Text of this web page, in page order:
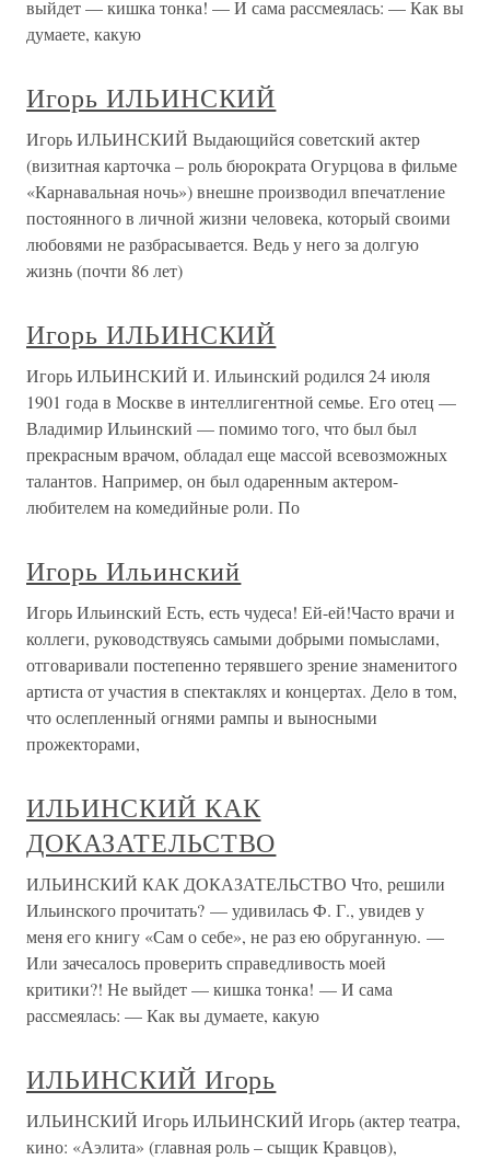
выйдет — кишка тонка! — И сама рассмеялась: — Как вы
думаете, какую
Игорь ИЛЬИНСКИЙ
Игорь ИЛЬИНСКИЙ Выдающийся советский актер
(визитная карточка – роль бюрократа Огурцова в фильме
«Карнавальная ночь») внешне производил впечатление
постоянного в личной жизни человека, который своими
любовями не разбрасывается. Ведь у него за долгую
жизнь (почти 86 лет)
Игорь ИЛЬИНСКИЙ
Игорь ИЛЬИНСКИЙ И. Ильинский родился 24 июля
1901 года в Москве в интеллигентной семье. Его отец —
Владимир Ильинский — помимо того, что был был
прекрасным врачом, обладал еще массой всевозможных
талантов. Например, он был одаренным актером-
любителем на комедийные роли. По
Игорь Ильинский
Игорь Ильинский Есть, есть чудеса! Ей-ей!Часто врачи и
коллеги, руководствуясь самыми добрыми помыслами,
отговаривали постепенно терявшего зрение знаменитого
артиста от участия в спектаклях и концертах. Дело в том,
что ослепленный огнями рампы и выносными
прожекторами,
ИЛЬИНСКИЙ КАК
ДОКАЗАТЕЛЬСТВО
ИЛЬИНСКИЙ КАК ДОКАЗАТЕЛЬСТВО Что, решили
Ильинского прочитать? — удивилась Ф. Г., увидев у
меня его книгу «Сам о себе», не раз ею обруганную. —
Или зачесалось проверить справедливость моей
критики?! Не выйдет — кишка тонка! — И сама
рассмеялась: — Как вы думаете, какую
ИЛЬИНСКИЙ Игорь
ИЛЬИНСКИЙ Игорь ИЛЬИНСКИЙ Игорь (актер театра,
кино: «Аэлита» (главная роль – сыщик Кравцов),